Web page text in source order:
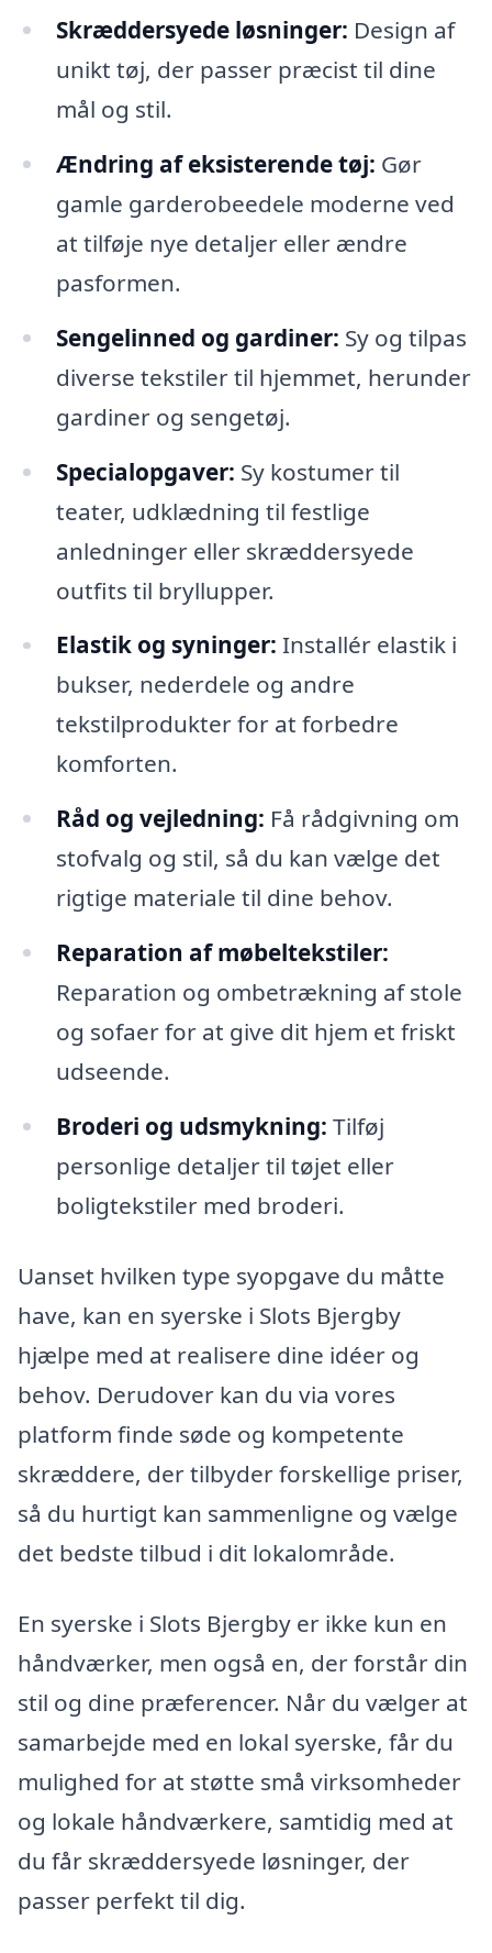
Skræddersyede løsninger: Design af
unikt tøj, der passer præcist til dine
mål og stil.
Ændring af eksisterende tøj: Gør
gamle garderobeedele moderne ved
at tilføje nye detaljer eller ændre
pasformen.
Sengelinned og gardiner: Sy og tilpas
diverse tekstiler til hjemmet, herunder
gardiner og sengetøj.
Specialopgaver: Sy kostumer til
teater, udklædning til festlige
anledninger eller skræddersyede
outfits til bryllupper.
Elastik og syninger: Installér elastik i
bukser, nederdele og andre
tekstilprodukter for at forbedre
komforten.
Råd og vejledning: Få rådgivning om
stofvalg og stil, så du kan vælge det
rigtige materiale til dine behov.
Reparation af møbeltekstiler:
Reparation og ombetrækning af stole
og sofaer for at give dit hjem et friskt
udseende.
Broderi og udsmykning: Tilføj
personlige detaljer til tøjet eller
boligtekstiler med broderi.
Uanset hvilken type syopgave du måtte
have, kan en syerske i Slots Bjergby
hjælpe med at realisere dine idéer og
behov. Derudover kan du via vores
platform finde søde og kompetente
skræddere, der tilbyder forskellige priser,
så du hurtigt kan sammenligne og vælge
det bedste tilbud i dit lokalområde.
En syerske i Slots Bjergby er ikke kun en
håndværker, men også en, der forstår din
stil og dine præferencer. Når du vælger at
samarbejde med en lokal syerske, får du
mulighed for at støtte små virksomheder
og lokale håndværkere, samtidig med at
du får skræddersyede løsninger, der
passer perfekt til dig.